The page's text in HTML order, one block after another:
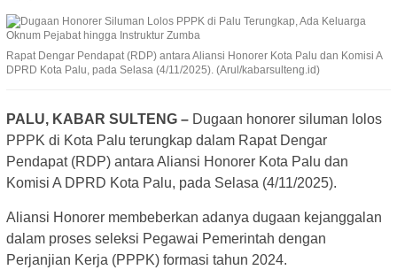
Rapat Dengar Pendapat (RDP) antara Aliansi Honorer Kota Palu dan Komisi A
DPRD Kota Palu, pada Selasa (4/11/2025). (Arul/kabarsulteng.id)
PALU, KABAR SULTENG – Dugaan honorer siluman lolos
PPPK di Kota Palu terungkap dalam Rapat Dengar
Pendapat (RDP) antara Aliansi Honorer Kota Palu dan
Komisi A DPRD Kota Palu, pada Selasa (4/11/2025).
Aliansi Honorer membeberkan adanya dugaan kejanggalan
dalam proses seleksi Pegawai Pemerintah dengan
Perjanjian Kerja (PPPK) formasi tahun 2024.